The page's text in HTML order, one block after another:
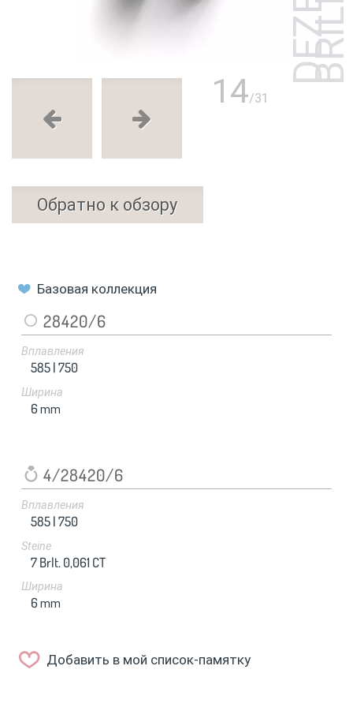
14/31
Обратно к обзору
Базовая коллекция
28420/6
Вплавления
585 |750
Ширина
6mm
4/28420/6
Вплавления
585 |750
Steine
7 Brlt. 0,061 CT
Ширина
6mm
Добавить в мой список-памятку